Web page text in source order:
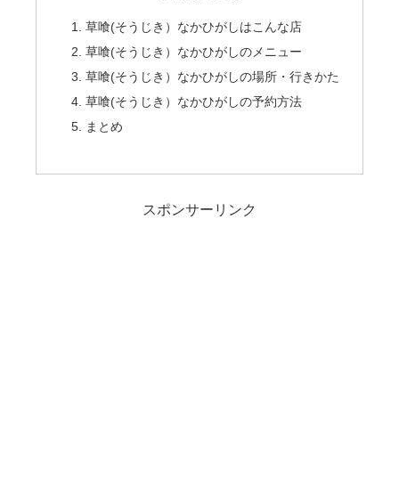
草喰(そうじき）なかひがしはこんな店
草喰(そうじき）なかひがしのメニュー
草喰(そうじき）なかひがしの場所・行きかた
草喰(そうじき）なかひがしの予約方法
まとめ
スポンサーリンク